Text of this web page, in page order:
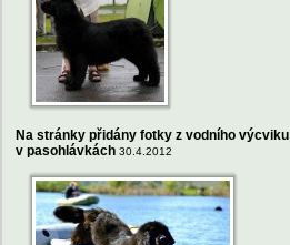
Na stránky přidány fotky z vodního výcviku
v pasohlávkách 30.4.2012